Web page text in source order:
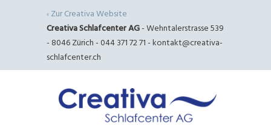
‹ Zur Creativa Website
Creativa Schlafcenter AG- Wehntalerstrasse 539
- 8046 Zürich - 044 371 72 71 -kontakt@creativa-
schlafcenter.ch